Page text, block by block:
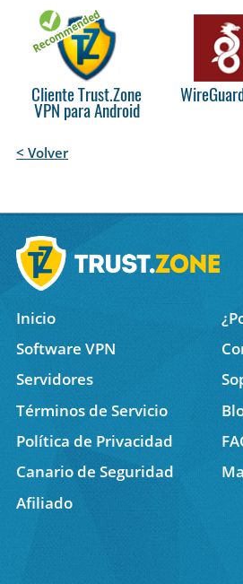
Cliente Trust.Zone
VPN para Android
< Volver
Inicio
Software VPN
Servidores
Términos de Servicio
Política de Privacidad
Canario de Seguridad
Afiliado